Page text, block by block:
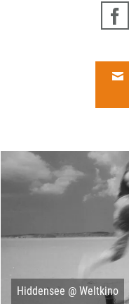
Hiddensee @ Weltkino